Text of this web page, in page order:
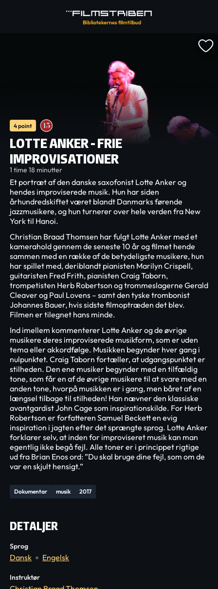
4 point
LOTTE ANKER - FRIE
IMPROVISATIONER
1 time 18 minutter
Dokumentar musik 2017
Et portræt af den danske saxofonist Lotte Anker og
hendes improviserede musik. Hun har siden
århundredskiftet været blandt Danmarks førende
jazzmusikere, og hun turnerer over hele verden fra New
York til Hanoi.
Christian Braad Thomsen har fulgt Lotte Anker med et
kamerahold gennem de seneste 10 år og filmet hende
sammen med en række af de betydeligste musikere, hun
har spillet med, deriblandt pianisten Marilyn Crispell,
guitaristen Fred Frith, pianisten Craig Taborn,
trompetisten Herb Robertson og trommeslagerne Gerald
Cleaver og Paul Lovens – samt den tyske trombonist
Johannes Bauer, hvis sidste filmoptræden det blev.
Filmen er tilegnet hans minde.
Ind imellem kommenterer Lotte Anker og de øvrige
musikere deres improviserede musikform, som er uden
tema eller akkordfølge. Musikken begynder hver gang i
nulpunktet. Craig Taborn fortæller, at udgangspunktet er
stilheden. Den ene musiker begynder med en tilfældig
tone, som får en af de øvrige musikere til at svare med en
anden tone, hvorpå musikken er i gang, men båret af en
længsel tilbage til stilheden! Han nævner den klassiske
avantgardist John Cage som inspirationskilde. For Herb
Robertson er forfatteren Samuel Beckett en evig
inspiration i jagten efter det sprængte sprog. Lotte Anker
forklarer selv, at inden for improviseret musik kan man
egentlig ikke begå fejl. Alle toner er i princippet rigtige
ud fra Brian Enos ord: ”Du skal bruge dine fejl, som om de
var en skjult hensigt.”
DETALJER
Sprog
Dansk Engelsk
Instruktør